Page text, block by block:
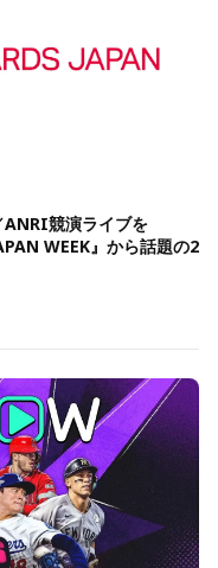
ANRI競演ライブを
WEEK』から話題の2